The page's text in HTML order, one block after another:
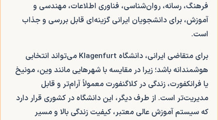
فرهنگ، رسانه، روان‌شناسی، فناوری اطلاعات، مهندسی و
آموزش، برای دانشجویان ایرانی گزینه‌ای قابل بررسی و جذاب
است.
برای متقاضی ایرانی، دانشگاه Klagenfurt می‌تواند انتخابی
هوشمندانه باشد؛ زیرا در مقایسه با شهرهایی مانند وین، مونیخ
یا فرانکفورت، زندگی در کلاگنفورت معمولاً آرام‌تر و قابل
مدیریت‌تر است. از طرف دیگر، این دانشگاه در کشوری قرار دارد
که سیستم آموزش عالی معتبر، کیفیت زندگی بالا و مسیر